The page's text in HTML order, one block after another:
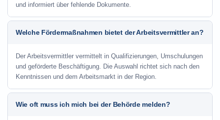
und informiert über fehlende Dokumente.
Welche Fördermaßnahmen bietet der Arbeitsvermittler an?
Der Arbeitsvermittler vermittelt in Qualifizierungen, Umschulungen
und geförderte Beschäftigung. Die Auswahl richtet sich nach den
Kenntnissen und dem Arbeitsmarkt in der Region.
Wie oft muss ich mich bei der Behörde melden?